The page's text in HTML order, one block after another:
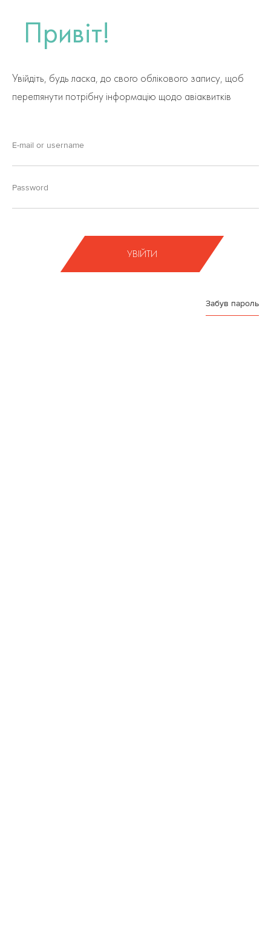
Привіт!
Увійдіть, будь ласка, до свого облікового запису, щоб
переглянути потрібну інформацію щодо авіаквитків
УВІЙТИ
Забув пароль